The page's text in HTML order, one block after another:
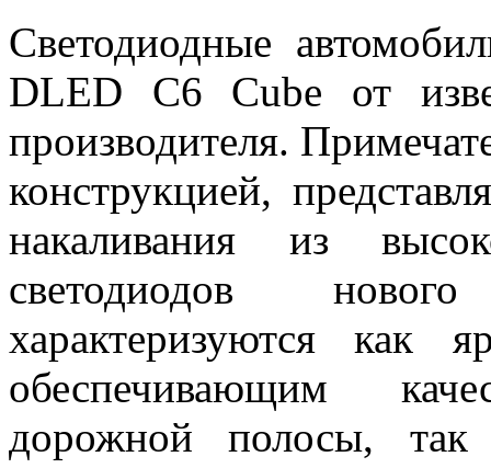
Светодиодные
DLED С6 Cube от
производителя.
конструкцией,
накаливания из
светодиодов
характеризуются
обеспечивающим
дорожной полосы,